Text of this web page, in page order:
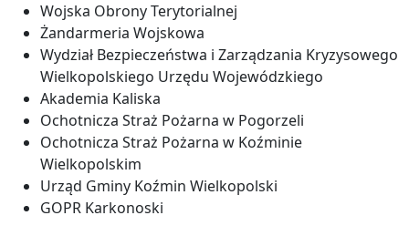
Wojska Obrony Terytorialnej
Żandarmeria Wojskowa
Wydział Bezpieczeństwa i Zarządzania Kryzysowego
Wielkopolskiego Urzędu Wojewódzkiego
Akademia Kaliska
Ochotnicza Straż Pożarna w Pogorzeli
Ochotnicza Straż Pożarna w Koźminie
Wielkopolskim
Urząd Gminy Koźmin Wielkopolski
GOPR Karkonoski